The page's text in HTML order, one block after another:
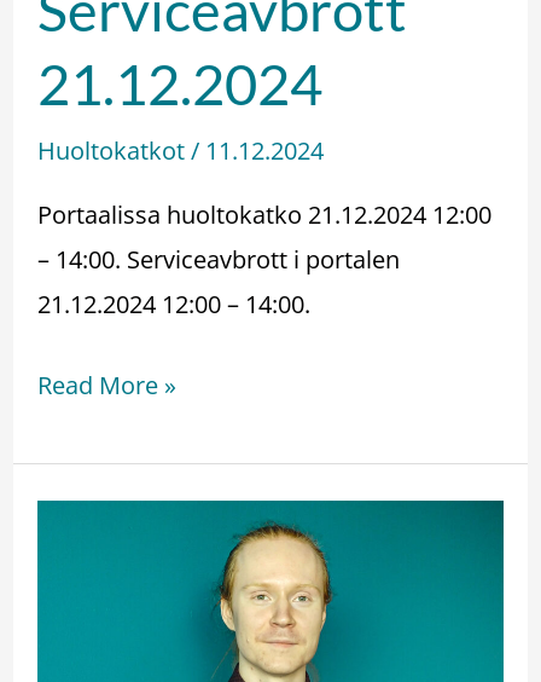
21.12.2024
Huoltokatkot/ 11.12.2024
Portaalissa huoltokatko 21.12.2024 12:00
– 14:00. Serviceavbrott i portalen
21.12.2024 12:00 – 14:00.
Serviceavbrott
Read More »